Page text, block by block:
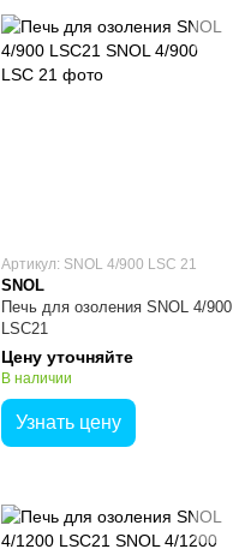
Артикул: SNOL 4/900 LSC 21
SNOL
Печь для озоления SNOL 4/900
LSC21
Цену уточняйте
В наличии
Узнать цену